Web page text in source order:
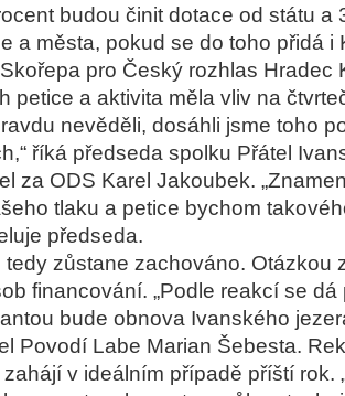
budou činit dotace od státu a
a města, pokud se do toho přidá i
Skořepa pro Český rozhlas Hradec
petice a aktivita měla vliv na
nevěděli, dosáhli jsme toho
říká předseda spolku Přátel
za ODS Karel Jakoubek.
tlaku a petice bychom
předseda.
tedy zůstane zachováno. Otázkou
financování. „Podle reakcí se
bude obnova Ivanského
Povodí Labe Marian Šebesta.
v ideálním případě příští rok.